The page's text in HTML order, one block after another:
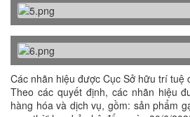
Các nhãn hiệu được Cục Sở hữu trí tuệ
Theo các quyết định, các nhãn hiệu
hàng hóa và dịch vụ, gồm: sản phẩm